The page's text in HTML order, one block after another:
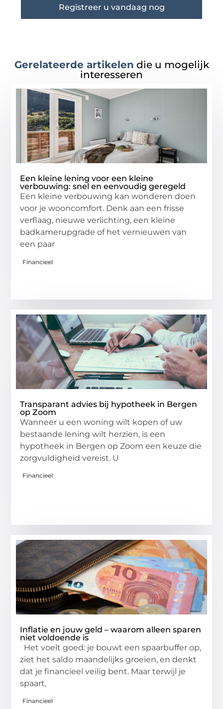
Registreer u vandaag nog
Gerelateerde artikelen die u mogelijk
interesseren
Een kleine lening voor een kleine
verbouwing: snel en eenvoudig geregeld
Een kleine verbouwing kan wonderen doen
voor je wooncomfort. Denk aan een frisse
verflaag, nieuwe verlichting, een kleine
badkamerupgrade of het vernieuwen van
een paar
Financieel
Transparant advies bij hypotheek in Bergen
op Zoom
Wanneer u een woning wilt kopen of uw
bestaande lening wilt herzien, is een
hypotheek in Bergen op Zoom een keuze die
zorgvuldigheid vereist. U
Financieel
Inflatie en jouw geld – waarom alleen sparen
niet voldoende is
Het voelt goed: je bouwt een spaarbuffer op,
ziet het saldo maandelijks groeien, en denkt
dat je financieel veilig bent. Maar terwijl je
spaart,
Financieel